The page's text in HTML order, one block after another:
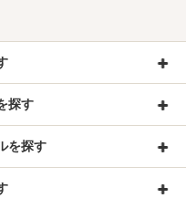
探す
を探す